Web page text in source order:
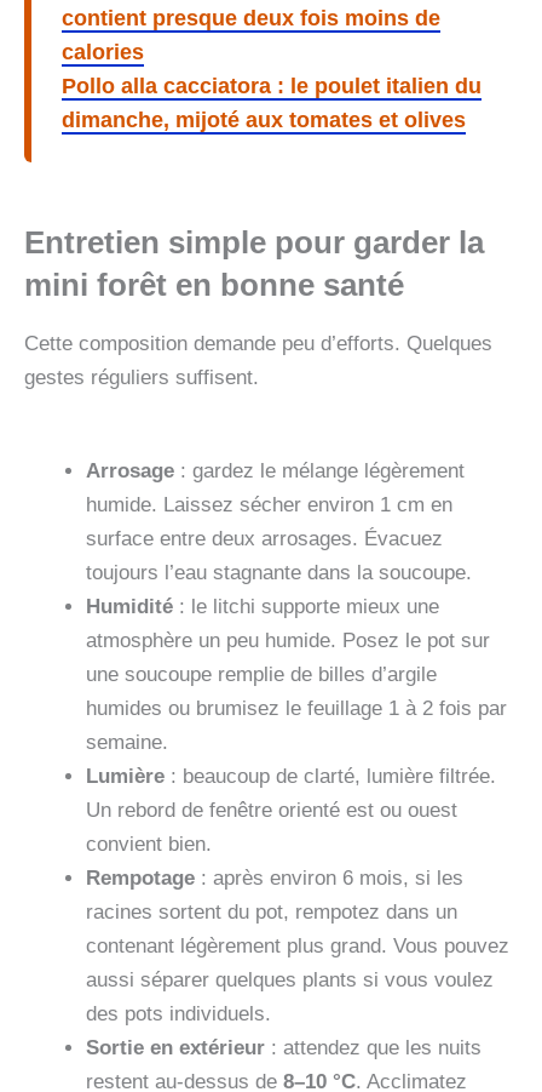
contient presque deux fois moins de
calories
Pollo alla cacciatora : le poulet italien du
dimanche, mijoté aux tomates et olives
Entretien simple pour garder la
mini forêt en bonne santé
Cette composition demande peu d’efforts. Quelques
gestes réguliers suffisent.
Arrosage : gardez le mélange légèrement
humide. Laissez sécher environ 1 cm en
surface entre deux arrosages. Évacuez
toujours l’eau stagnante dans la soucoupe.
Humidité : le litchi supporte mieux une
atmosphère un peu humide. Posez le pot sur
une soucoupe remplie de billes d’argile
humides ou brumisez le feuillage 1 à 2 fois par
semaine.
Lumière : beaucoup de clarté, lumière filtrée.
Un rebord de fenêtre orienté est ou ouest
convient bien.
Rempotage : après environ 6 mois, si les
racines sortent du pot, rempotez dans un
contenant légèrement plus grand. Vous pouvez
aussi séparer quelques plants si vous voulez
des pots individuels.
Sortie en extérieur : attendez que les nuits
restent au-dessus de 8–10 °C. Acclimatez